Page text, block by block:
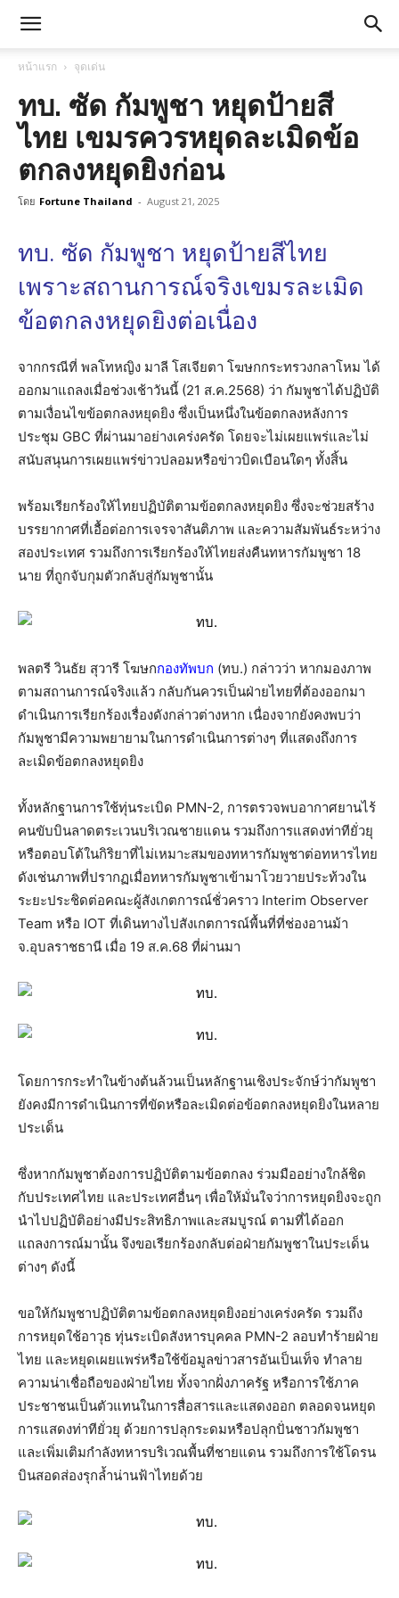
หน้าแรก จุดเด่น
ทบ. ซัด กัมพูชา หยุดป้ายสี
ไทย เขมรควรหยุดละเมิดข้อ
ตกลงหยุดยิงก่อน
โดย Fortune Thailand - August 21, 2025
ทบ. ซัด กัมพูชา หยุดป้ายสีไทย
เพราะสถานการณ์จริงเขมรละเมิด
ข้อตกลงหยุดยิงต่อเนื่อง
จากกรณีที่ พลโทหญิง มาลี โสเจียตา โฆษกกระทรวงกลาโหม ได้
ออกมาแถลงเมื่อช่วงเช้าวันนี้ (21 ส.ค.2568) ว่า กัมพูชาได้ปฏิบัติ
ตามเงื่อนไขข้อตกลงหยุดยิง ซึ่งเป็นหนึ่งในข้อตกลงหลังการ
ประชุม GBC ที่ผ่านมาอย่างเคร่งครัด โดยจะไม่เผยแพร่และไม่
สนับสนุนการเผยแพร่ข่าวปลอมหรือข่าวบิดเบือนใดๆ ทั้งสิ้น
พร้อมเรียกร้องให้ไทยปฏิบัติตามข้อตกลงหยุดยิง ซึ่งจะช่วยสร้าง
บรรยากาศที่เอื้อต่อการเจรจาสันติภาพ และความสัมพันธ์ระหว่าง
สองประเทศ รวมถึงการเรียกร้องให้ไทยส่งคืนทหารกัมพูชา 18
นาย ที่ถูกจับกุมตัวกลับสู่กัมพูชานั้น
พลตรี วินธัย สุวารี โฆษกกองทัพบก (ทบ.) กล่าวว่า หากมองภาพ
ตามสถานการณ์จริงแล้ว กลับกันควรเป็นฝ่ายไทยที่ต้องออกมา
ดำเนินการเรียกร้องเรื่องดังกล่าวต่างหาก เนื่องจากยังคงพบว่า
กัมพูชามีความพยายามในการดำเนินการต่างๆ ที่แสดงถึงการ
ละเมิดข้อตกลงหยุดยิง
ทั้งหลักฐานการใช้ทุ่นระเบิด PMN-2, การตรวจพบอากาศยานไร้
คนขับบินลาดตระเวนบริเวณชายแดน รวมถึงการแสดงท่าทียั่วยุ
หรือตอบโต้ในกิริยาที่ไม่เหมาะสมของทหารกัมพูชาต่อทหารไทย
ดังเช่นภาพที่ปรากฏเมื่อทหารกัมพูชาเข้ามาโวยวายประท้วงใน
ระยะประชิดต่อคณะผู้สังเกตการณ์ชั่วคราว Interim Observer
Team หรือ IOT ที่เดินทางไปสังเกตการณ์พื้นที่ที่ช่องอานม้า
จ.อุบลราชธานี เมื่อ 19 ส.ค.68 ที่ผ่านมา
โดยการกระทำในข้างต้นล้วนเป็นหลักฐานเชิงประจักษ์ว่ากัมพูชา
ยังคงมีการดำเนินการที่ขัดหรือละเมิดต่อข้อตกลงหยุดยิงในหลาย
ประเด็น
ซึ่งหากกัมพูชาต้องการปฏิบัติตามข้อตกลง ร่วมมืออย่างใกล้ชิด
กับประเทศไทย และประเทศอื่นๆ เพื่อให้มั่นใจว่าการหยุดยิงจะถูก
นำไปปฏิบัติอย่างมีประสิทธิภาพและสมบูรณ์ ตามที่ได้ออก
แถลงการณ์มานั้น จึงขอเรียกร้องกลับต่อฝ่ายกัมพูชาในประเด็น
ต่างๆ ดังนี้
ขอให้กัมพูชาปฏิบัติตามข้อตกลงหยุดยิงอย่างเคร่งครัด รวมถึง
การหยุดใช้อาวุธ ทุ่นระเบิดสังหารบุคคล PMN-2 ลอบทำร้ายฝ่าย
ไทย และหยุดเผยแพร่หรือใช้ข้อมูลข่าวสารอันเป็นเท็จ ทำลาย
ความน่าเชื่อถือของฝ่ายไทย ทั้งจากฝั่งภาครัฐ หรือการใช้ภาค
ประชาชนเป็นตัวแทนในการสื่อสารและแสดงออก ตลอดจนหยุด
การแสดงท่าทียั่วยุ ด้วยการปลุกระดมหรือปลุกปั่นชาวกัมพูชา
และเพิ่มเติมกำลังทหารบริเวณพื้นที่ชายแดน รวมถึงการใช้โดรน
บินสอดส่องรุกล้ำน่านฟ้าไทยด้วย